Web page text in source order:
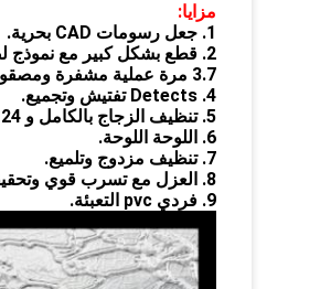
مزايا:
1. جعل رسومات CAD بحرية.
2. قطع بشكل كبير مع نموذج لضمان الشكل القياسي.
3.7 مرة عملية مشفرة ومصقول.
4. Detects تفتيش وتجميع.
5. تنظيف الزجاج بالكامل و 24 ساعة على الأقل تجفيف مع درجة حرارة أكثر من 40 درجة.
6. اللوحة اللوحة.
7. تنظيف مزدوج وتلميع.
8. العزل مع تسرب قوي وتحقيقها مع الأرجون إذا أي طلبات.
9. فردي pvc التعبئة.